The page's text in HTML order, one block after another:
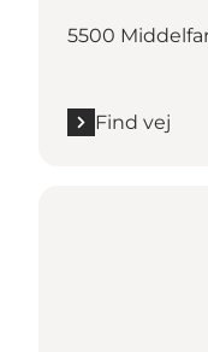
5500
Find vej